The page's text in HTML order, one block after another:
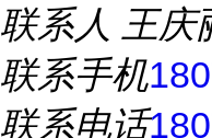
联系人 王庆
联系手机
联系电话